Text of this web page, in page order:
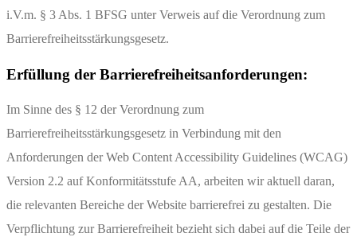
i.V.m. § 3 Abs. 1 BFSG unter Verweis auf die Verordnung zum
Barrierefreiheitsstärkungsgesetz.
Erfüllung der Barrierefreiheitsanforderungen:
Im Sinne des § 12 der Verordnung zum
Barrierefreiheitsstärkungsgesetz in Verbindung mit den
Anforderungen der Web Content Accessibility Guidelines (WCAG)
Version 2.2 auf Konformitätsstufe AA, arbeiten wir aktuell daran,
die relevanten Bereiche der Website barrierefrei zu gestalten. Die
Verpflichtung zur Barrierefreiheit bezieht sich dabei auf die Teile der